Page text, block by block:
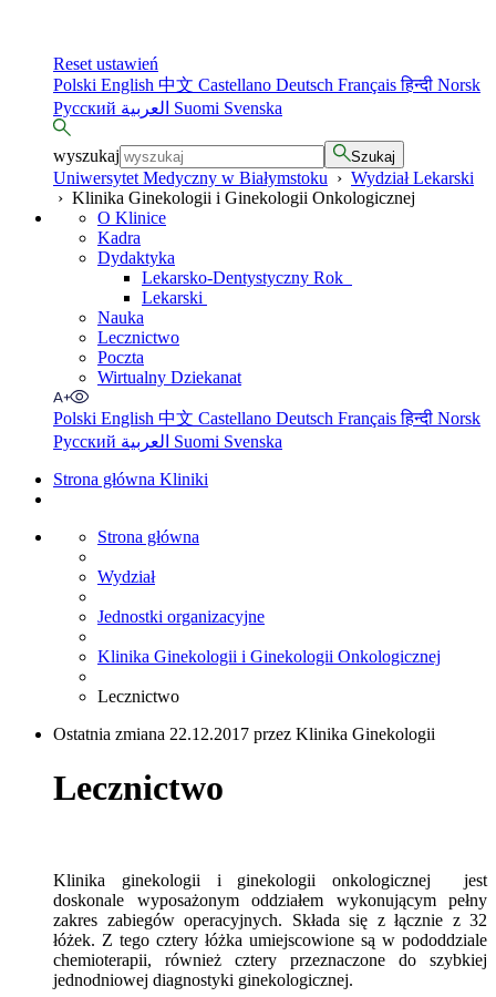
Reset ustawień
Polski English 中文 Castellano Deutsch Françaisहिन्दी Norsk
Русский
Suomi Svenska
wyszukaj Szukaj
Uniwersytet Medyczny w Białymstoku › Wydział Lekarski
› Klinika Ginekologii i Ginekologii Onkologicznej
O Klinice
Kadra
Dydaktyka
Lekarsko-Dentystyczny Rok
Lekarski
Nauka
Lecznictwo
Poczta
Wirtualny Dziekanat
Polski English 中文 Castellano Deutsch Françaisहिन्दी Norsk
Русский
Suomi Svenska
Strona główna Kliniki
Strona główna
Wydział
Jednostki organizacyjne
Klinika Ginekologii i Ginekologii Onkologicznej
Lecznictwo
Ostatnia zmiana 22.12.2017 przez Klinika Ginekologii
Lecznictwo
Klinika ginekologii i ginekologii onkologicznej jest
doskonale wyposażonym oddziałem wykonującym pełny
zakres zabiegów operacyjnych. Składa się z łącznie z 32
łóżek. Z tego cztery łóżka umiejscowione są w pododdziale
chemioterapii, również cztery przeznaczone do szybkiej
jednodniowej diagnostyki ginekologicznej.